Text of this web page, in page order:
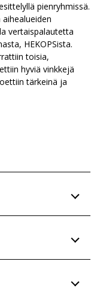
pienryhmissä.
vertaispalautetta
HEKOPSista.
toisia,
hyviä vinkkejä
tärkeinä ja